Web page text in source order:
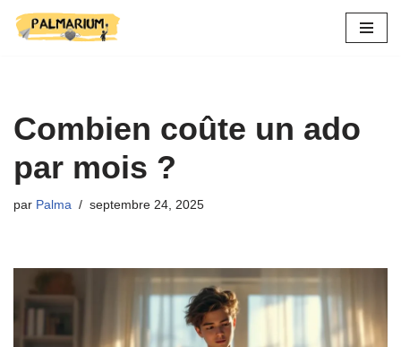
Combien coûte un ado
par mois ?
par Palma septembre 24, 2025